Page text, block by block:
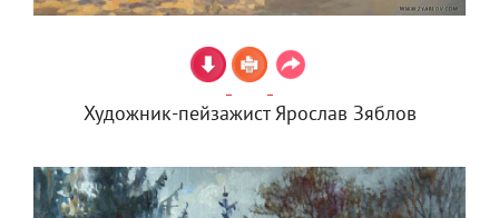
Художник-пейзажист Ярослав Зяблов